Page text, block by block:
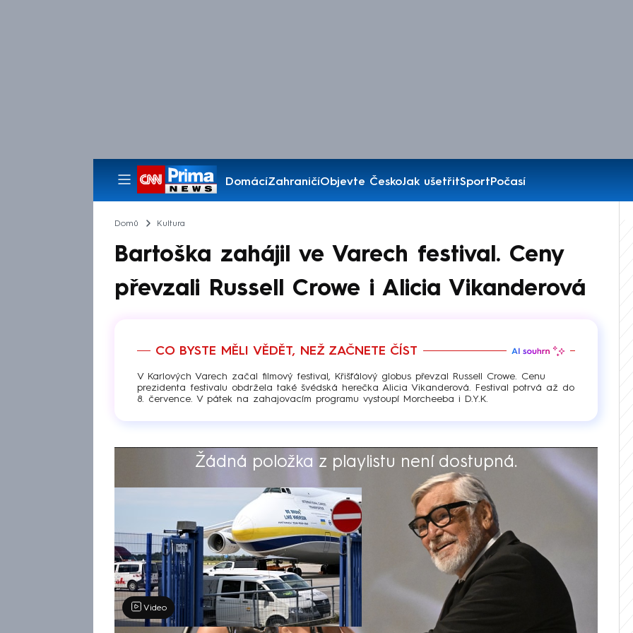
DomácíZahraničíObjevte ČeskoJak ušetřitSportPočasí
Pořady
Domů Kultura
Bartoška zahájil ve Varech festival. Ceny
převzali Russell Crowe i Alicia Vikanderová
CO BYSTE MĚLI VĚDĚT, NEŽ ZAČNETE ČÍST
V Karlových Varech začal filmový festival, Křišťálový globus převzal Russell Crowe. Cenu
prezidenta festivalu obdržela také švédská herečka Alicia Vikanderová. Festival potrvá až do
8. července. V pátek na zahajovacím programu vystoupí Morcheeba i D.Y.K.
Žádná položka z playlistu není dostupná.
Výběr redakce
Video